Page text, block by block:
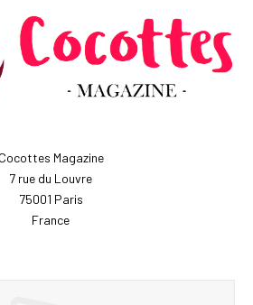
Cocottes Magazine
7 rue du Louvre
75001 Paris
France